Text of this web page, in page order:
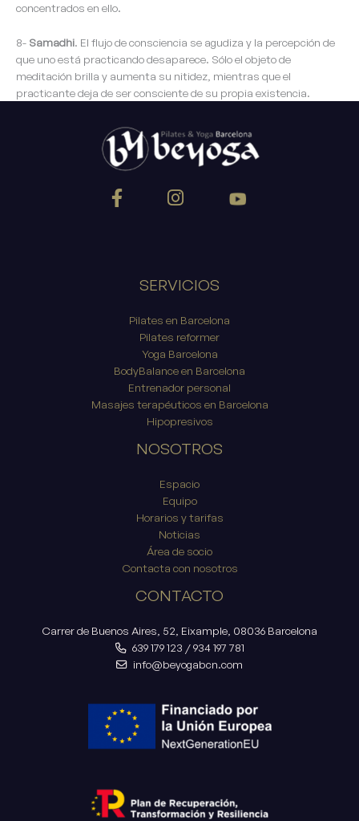
concentrados en ello.
8- Samadhi. El flujo de consciencia se agudiza y la percepción de
que uno está practicando desaparece. Sólo el objeto de
meditación brilla y aumenta su nitidez, mientras que el
practicante deja de ser consciente de su propia existencia.
SERVICIOS
Pilates en Barcelona
Pilates reformer
Yoga Barcelona
BodyBalance en Barcelona
Entrenador personal
Masajes terapéuticos en Barcelona
Hipopresivos
NOSOTROS
Espacio
Equipo
Horarios y tarifas
Noticias
Área de socio
Contacta con nosotros
CONTACTO
Carrer de Buenos Aires, 52, Eixample, 08036 Barcelona
639 179 123 /934 197 781
info@beyogabcn.com